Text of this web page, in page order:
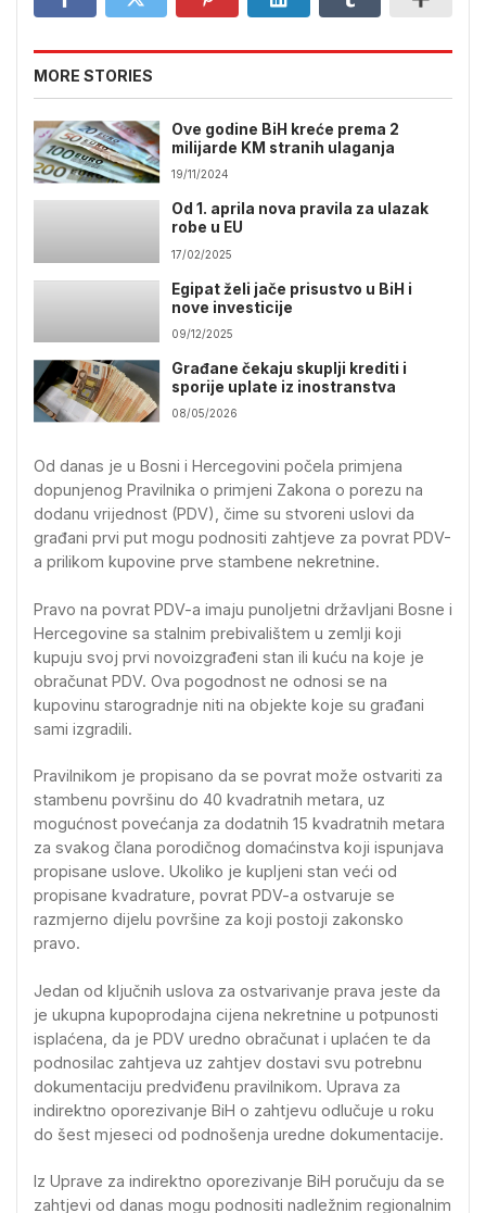
MORE STORIES
Ove godine BiH kreće prema 2
milijarde KM stranih ulaganja
19/11/2024
Od 1. aprila nova pravila za ulazak
robe u EU
17/02/2025
Egipat želi jače prisustvo u BiH i
nove investicije
09/12/2025
Građane čekaju skuplji krediti i
sporije uplate iz inostranstva
08/05/2026
Od danas je u Bosni i Hercegovini počela primjena
dopunjenog Pravilnika o primjeni Zakona o porezu na
dodanu vrijednost (PDV), čime su stvoreni uslovi da
građani prvi put mogu podnositi zahtjeve za povrat PDV-
a prilikom kupovine prve stambene nekretnine.
Pravo na povrat PDV-a imaju punoljetni državljani Bosne i
Hercegovine sa stalnim prebivalištem u zemlji koji
kupuju svoj prvi novoizgrađeni stan ili kuću na koje je
obračunat PDV. Ova pogodnost ne odnosi se na
kupovinu starogradnje niti na objekte koje su građani
sami izgradili.
Pravilnikom je propisano da se povrat može ostvariti za
stambenu površinu do 40 kvadratnih metara, uz
mogućnost povećanja za dodatnih 15 kvadratnih metara
za svakog člana porodičnog domaćinstva koji ispunjava
propisane uslove. Ukoliko je kupljeni stan veći od
propisane kvadrature, povrat PDV-a ostvaruje se
razmjerno dijelu površine za koji postoji zakonsko
pravo.
Jedan od ključnih uslova za ostvarivanje prava jeste da
je ukupna kupoprodajna cijena nekretnine u potpunosti
isplaćena, da je PDV uredno obračunat i uplaćen te da
podnosilac zahtjeva uz zahtjev dostavi svu potrebnu
dokumentaciju predviđenu pravilnikom. Uprava za
indirektno oporezivanje BiH o zahtjevu odlučuje u roku
do šest mjeseci od podnošenja uredne dokumentacije.
Iz Uprave za indirektno oporezivanje BiH poručuju da se
zahtjevi od danas mogu podnositi nadležnim regionalnim